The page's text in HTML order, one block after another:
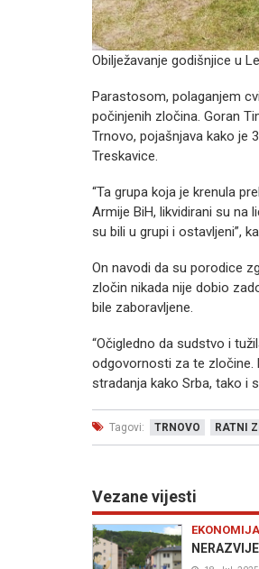
Obilježavanje godišnjice u
Parastosom, polaganjem
počinjenih zločina. Goran
Trnovo, pojašnjava kako je
Treskavice.
“Ta grupa koja je krenula
Armije BiH, likvidirani su na
su bili u grupi i ostavljeni”,
On navodi da su porodice
zločin nikada nije dobio
bile zaboravljene.
“Očigledno da sudstvo i
odgovornosti za te zločine.
stradanja kako Srba, tako i
Tagovi: TRNOVO RATNI
Vezane vijesti
EKONOMIJA